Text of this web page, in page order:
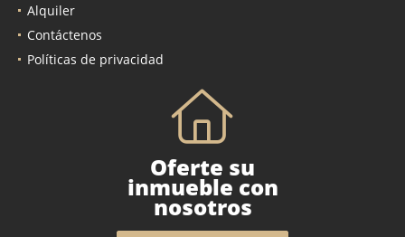
Alquiler
Contáctenos
Políticas de privacidad
Oferte su
inmueble con
nosotros